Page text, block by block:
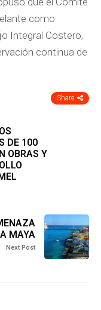
como
Integral Costero,
continua de
Share
DE 100
OBRAS Y
MAYA
Next Post